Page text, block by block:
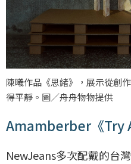
陳曦作品《思緒》，展示從創
得平靜。圖／舟舟物物提供
Amamberber《Try
NewJeans多次配戴的台